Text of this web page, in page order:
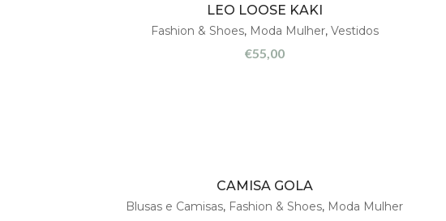
LEO LOOSE KAKI
Fashion & Shoes, Moda Mulher, Vestidos
€55,00
CAMISA GOLA
Blusas e Camisas, Fashion & Shoes, Moda Mulher